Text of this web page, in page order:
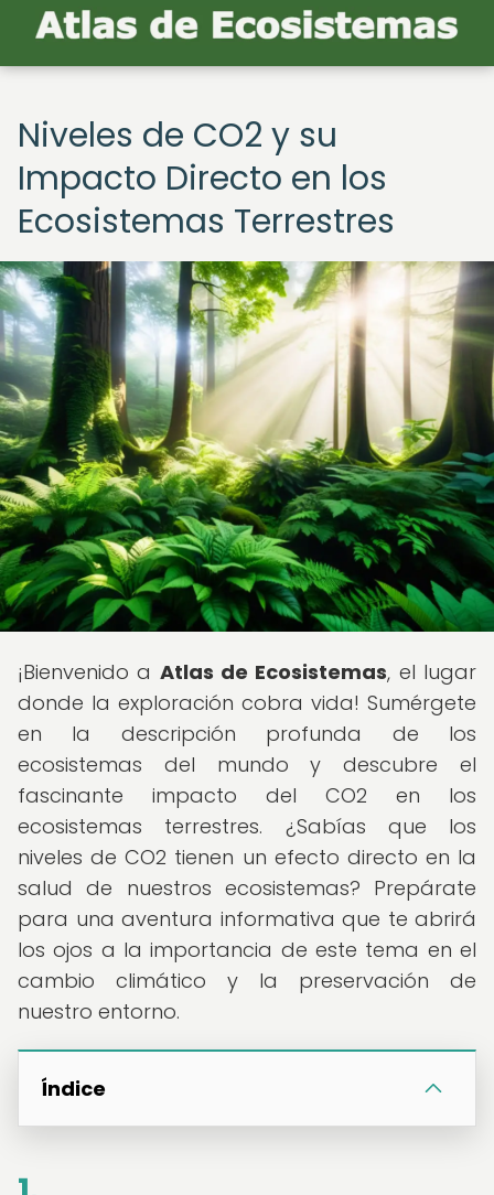
Niveles de CO2 y su
Impacto Directo en los
Ecosistemas Terrestres
¡Bienvenido a Atlas de Ecosistemas, el lugar
donde la exploración cobra vida! Sumérgete
en la descripción profunda de los
ecosistemas del mundo y descubre el
fascinante impacto del CO2 en los
ecosistemas terrestres. ¿Sabías que los
niveles de CO2 tienen un efecto directo en la
salud de nuestros ecosistemas? Prepárate
para una aventura informativa que te abrirá
los ojos a la importancia de este tema en el
cambio climático y la preservación de
nuestro entorno.
Índice